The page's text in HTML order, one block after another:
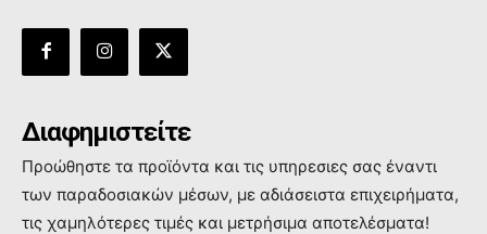
Διαφημιστείτε
Προώθηστε τα προϊόντα και τις υπηρεσιες σας έναντι
των παραδοσιακών μέσων, με αδιάσειστα επιχειρήματα,
τις χαμηλότερες τιμές και μετρήσιμα αποτελέσματα!